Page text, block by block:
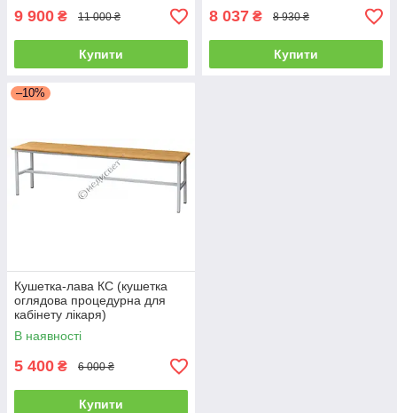
9 900 ₴ 11 000 ₴
Купити
8 037 ₴ 8 930 ₴
Купити
–10%
Кушетка-лава КС (кушетка
оглядова процедурна для
кабінету лікаря)
В наявності
5 400 ₴ 6 000 ₴
Купити